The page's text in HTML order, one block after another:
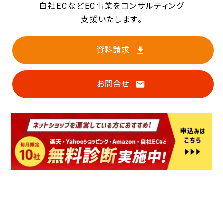
自社ECなどEC事業を コンサルティング
支援いたします。
資料請求
お問合せ